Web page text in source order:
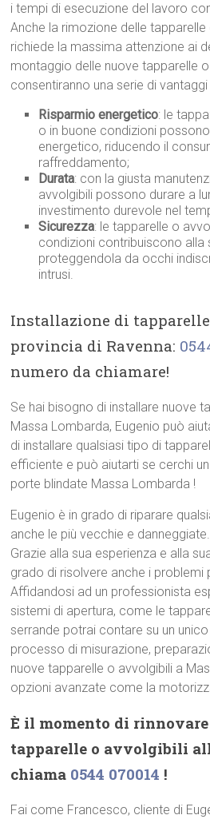
i tempi di esecuzione del lavoro
Anche la rimozione delle
richiede la massima attenzione ai
montaggio delle nuove tapparelle
consentiranno una serie di
Risparmio energetico: le
o in buone condizioni
energetico, riducendo il
raffreddamento;
Durata: con la giusta
avvolgibili possono durare a
investimento durevole nel
Sicurezza: le tapparelle o
condizioni contribuiscono alla
proteggendola da occhi
intrusi.
Installazione di
provincia di Ravenna:
numero da chiamare!
Se hai bisogno di installare nuove
Massa Lombarda, Eugenio può
di installare qualsiasi tipo di
efficiente e può aiutarti se cerchi
porte blindate Massa Lombarda !
Eugenio è in grado di riparare
anche le più vecchie e danneggiate.
Grazie alla sua esperienza e alla
grado di risolvere anche i problemi
Affidandosi ad un professionista
sistemi di apertura, come le
serrande potrai contare su un
processo di misurazione,
nuove tapparelle o avvolgibili a
opzioni avanzate come la
È il momento di
tapparelle o avvolgibili
chiama 0544 070014 !
Fai come Francesco, cliente di